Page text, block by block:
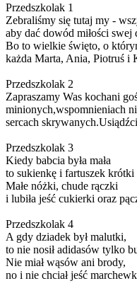
Przedszkolak 1
Zebraliśmy się tutaj my -
aby dać dowód miłości swej
Bo to wielkie święto, o
każda Marta, Ania, Piotruś i
Przedszkolak 2
Zapraszamy Was kochani
minionych,wspomnieniach
sercach
Przedszkolak 3
Kiedy babcia była mała
to sukienkę i fartuszek krótki
Małe nóżki, chude rączki
i lubiła jeść cukierki oraz
Przedszkolak 4
A gdy dziadek był malutki,
to nie nosił adidasów tylko
Nie miał wąsów ani brody,
no i nie chciał jeść